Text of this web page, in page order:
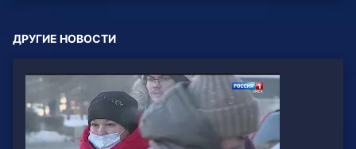
ДРУГИЕ НОВОСТИ